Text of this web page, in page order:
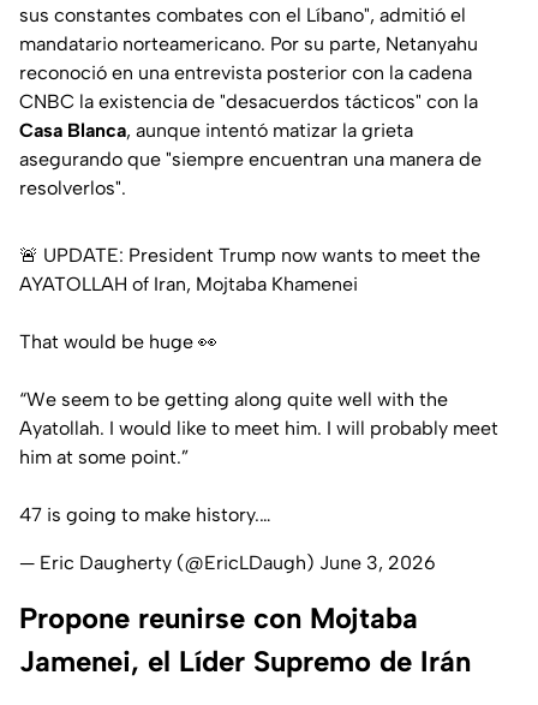
sus constantes combates con el Líbano", admitió el
mandatario norteamericano. Por su parte, Netanyahu
reconoció en una entrevista posterior con la cadena
CNBC la existencia de "desacuerdos tácticos" con la
Casa Blanca, aunque intentó matizar la grieta
asegurando que "siempre encuentran una manera de
resolverlos".
🚨 UPDATE: President Trump now wants to meet the
AYATOLLAH of Iran, Mojtaba Khamenei
That would be huge 👀
“We seem to be getting along quite well with the
Ayatollah. I would like to meet him. I will probably meet
him at some point.”
47 is going to make history.…
— Eric Daugherty (@EricLDaugh) June 3, 2026
Propone reunirse con Mojtaba
Jamenei, el Líder Supremo de Irán